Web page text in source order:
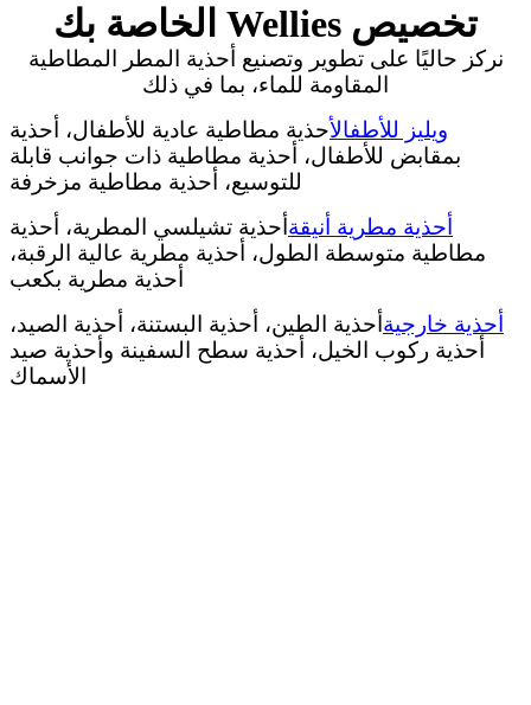
تخصيص Wellies الخاصة بك
نركز حاليًا على تطوير وتصنيع أحذية المطر المطاطية
المقاومة للماء، بما في ذلك
ويليز للأطفالأحذية مطاطية عادية للأطفال، أحذية
بمقابض للأطفال، أحذية مطاطية ذات جوانب قابلة
للتوسيع، أحذية مطاطية مزخرفة
أحذية مطرية أنيقةأحذية تشيلسي المطرية، أحذية
مطاطية متوسطة الطول، أحذية مطرية عالية الرقبة،
أحذية مطرية بكعب
أحذية خارجيةأحذية الطين، أحذية البستنة، أحذية الصيد،
أحذية ركوب الخيل، أحذية سطح السفينة وأحذية صيد
الأسماك